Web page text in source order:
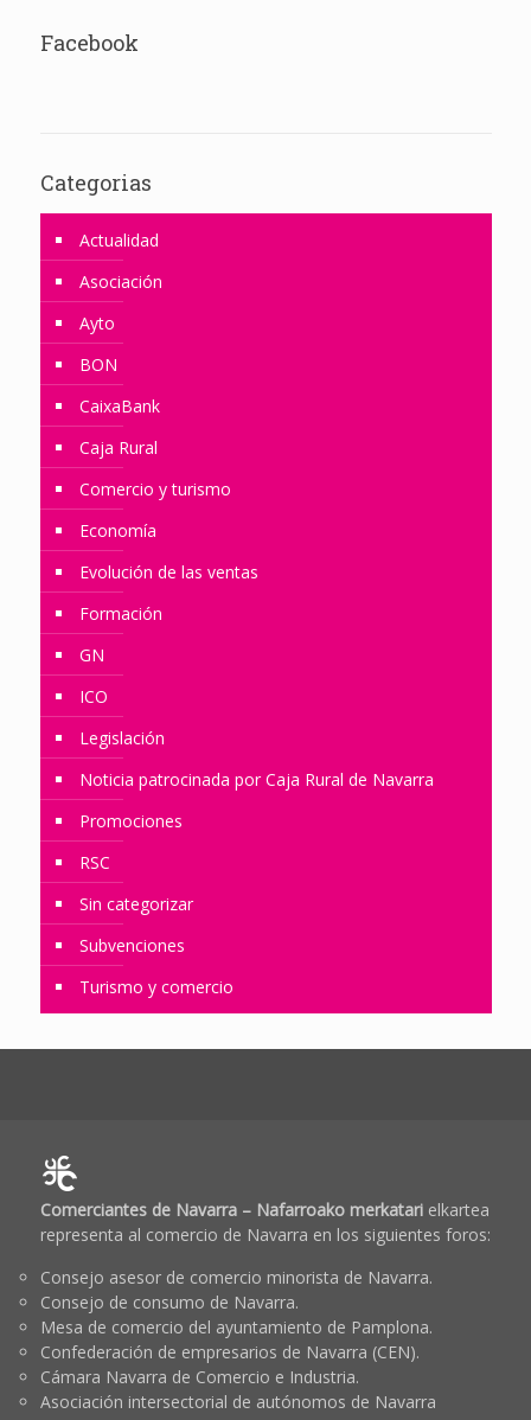
Facebook
Categorias
Actualidad
Asociación
Ayto
BON
CaixaBank
Caja Rural
Comercio y turismo
Economía
Evolución de las ventas
Formación
GN
ICO
Legislación
Noticia patrocinada por Caja Rural de Navarra
Promociones
RSC
Sin categorizar
Subvenciones
Turismo y comercio
Comerciantes de Navarra – Nafarroako merkatarielkartea
representa al comercio de Navarra en los siguientes foros:
Consejo asesor de comercio minorista de Navarra.
Consejo de consumo de Navarra.
Mesa de comercio del ayuntamiento de Pamplona.
Confederación de empresarios de Navarra (CEN).
Cámara Navarra de Comercio e Industria.
Asociación intersectorial de autónomos de Navarra